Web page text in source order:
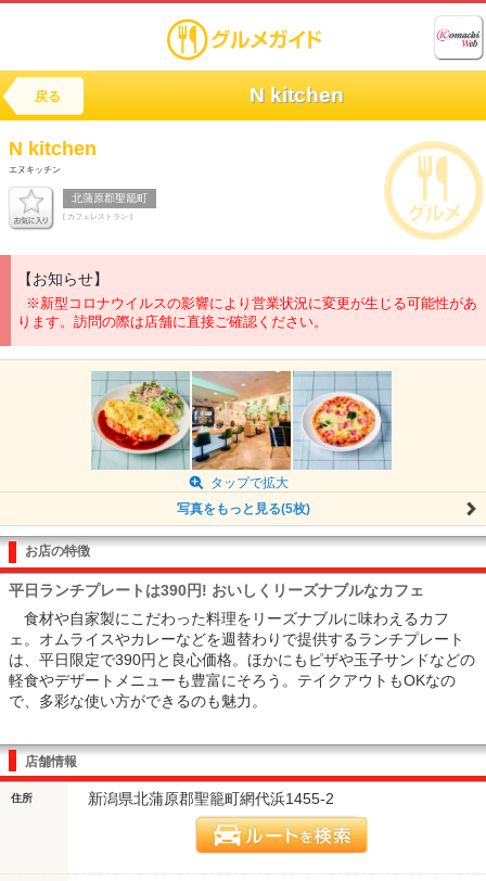
戻る N kitchen
N kitchen
エヌキッチン
北蒲原郡聖籠町
[ カフェレストラン ]
【お知らせ】
※新型コロナウイルスの影響により営業状況に変更が生じる可能性があ
ります。訪問の際は店舗に直接ご確認ください。
タップで拡大
写真をもっと見る(5枚)
お店の特徴
平日ランチプレートは390円! おいしくリーズナブルなカフェ
食材や自家製にこだわった料理をリーズナブルに味わえるカフ
ェ。オムライスやカレーなどを週替わりで提供するランチプレート
は、平日限定で390円と良心価格。ほかにもピザや玉子サンドなどの
軽食やデザートメニューも豊富にそろう。テイクアウトもOKなの
で、多彩な使い方ができるのも魅力。
店舗情報
住所 新潟県北蒲原郡聖籠町網代浜1455-2